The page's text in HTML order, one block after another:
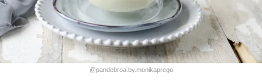
@pandebroa.by.monikaprego